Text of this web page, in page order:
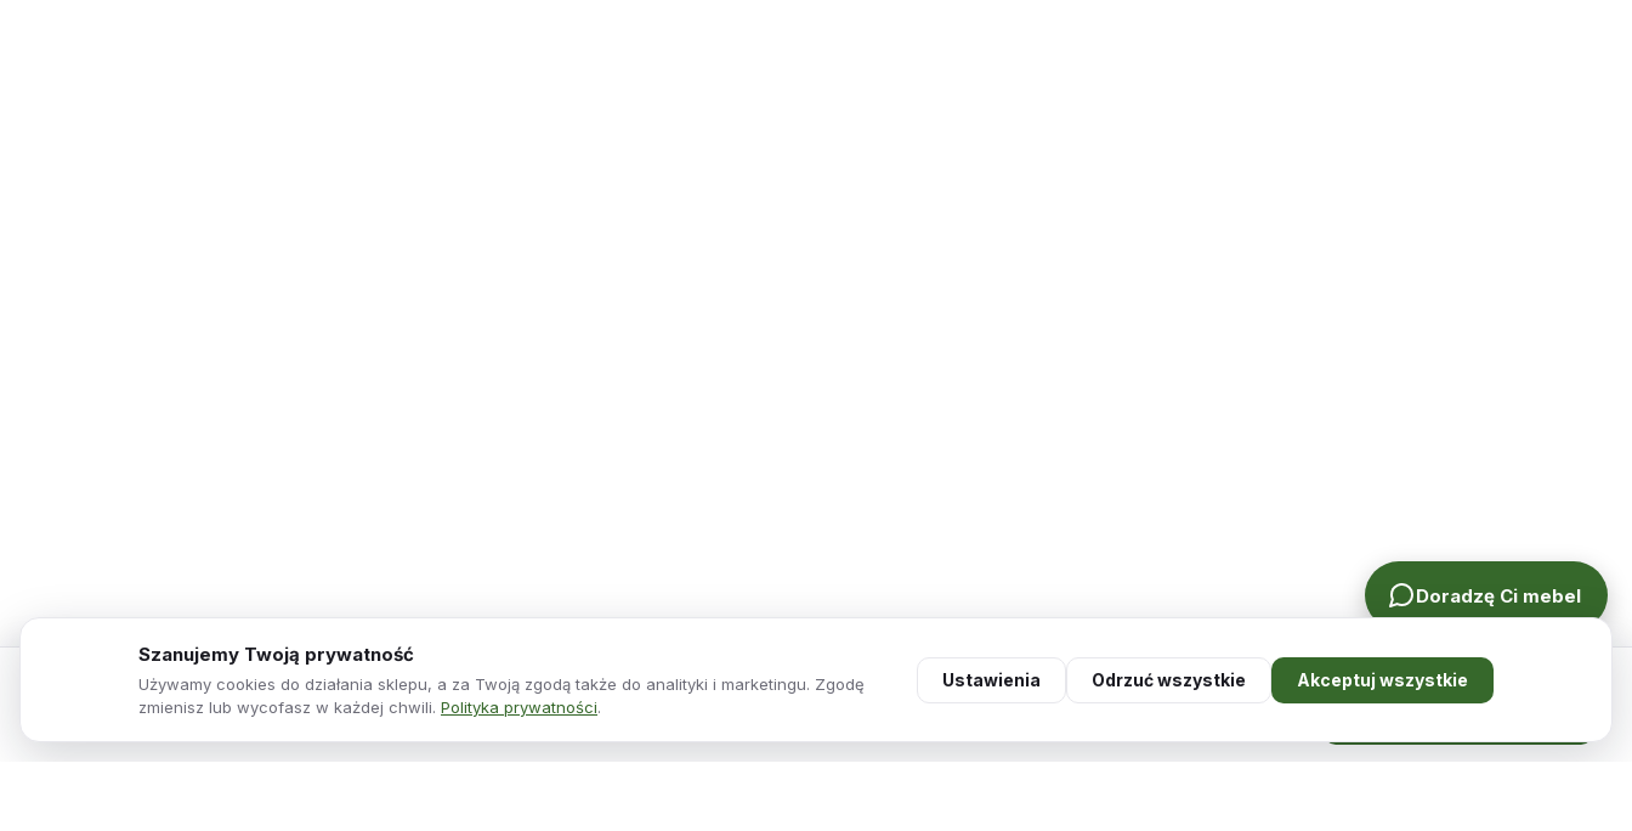
Wersalka z funkcją spania Sonia brązowa rozkładana 899,00zł
Doradzę Ci mebel
Szanujemy Twoją prywatność
Używamy cookies do działania sklepu, a za Twoją zgodą także do analityki i marketingu. Zgodę
zmienisz lub wycofasz w każdej chwili. Polityka prywatności.
Ustawienia Odrzuć wszystkie Akceptuj wszystkie